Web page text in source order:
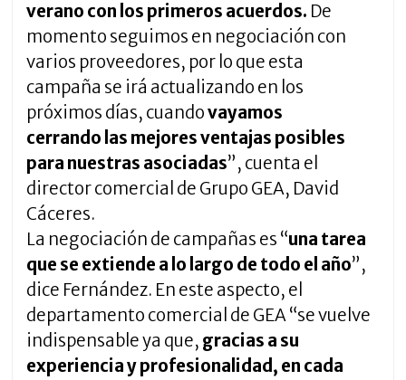
verano con los primeros acuerdos. De
momento seguimos en negociación con
varios proveedores, por lo que esta
campaña se irá actualizando en los
próximos días, cuandovayamos
cerrando las mejores ventajas posibles
para nuestras asociadas”, cuenta el
director comercial de Grupo GEA, David
Cáceres.
La negociación de campañas es “una tarea
que se extiende a lo largo de todo el año”,
dice Fernández. En este aspecto, el
departamento comercial de GEA “se vuelve
indispensable ya que, gracias a su
experiencia y profesionalidad, en cada